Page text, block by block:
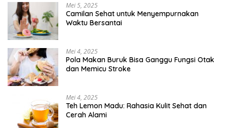
Mei 5, 2025
Camilan Sehat untuk Menyempurnakan
Waktu Bersantai
Mei 4, 2025
Pola Makan Buruk Bisa Ganggu Fungsi Otak
dan Memicu Stroke
Mei 4, 2025
Teh Lemon Madu: Rahasia Kulit Sehat dan
Cerah Alami